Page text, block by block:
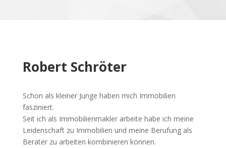
Robert Schröter
Schon als kleiner Junge haben mich Immobilien
fasziniert.
Seit ich als Immobilienmakler arbeite habe ich meine
Leidenschaft zu Immobilien und meine Berufung als
Berater zu arbeiten kombinieren können.